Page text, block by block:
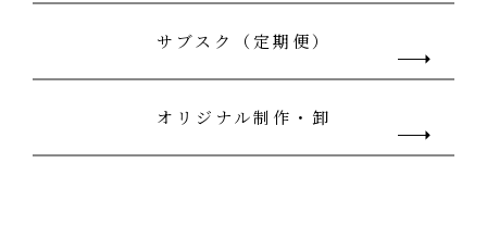
サブスク（定期便）
オリジナル制作・卸